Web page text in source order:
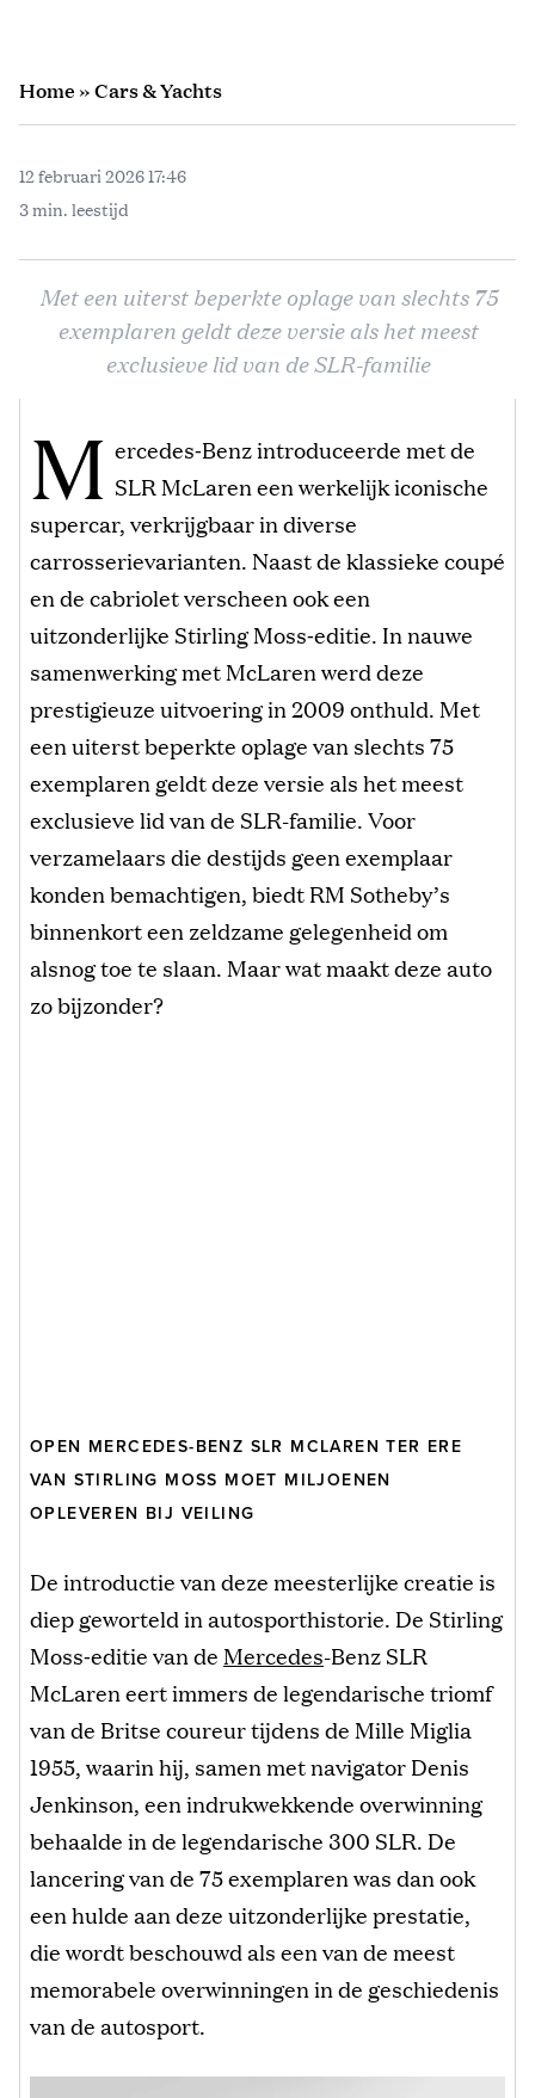
Home»Cars & Yachts
12 februari 2026 17:46
3 min. leestijd
Met een uiterst beperkte oplage van slechts 75
exemplaren geldt deze versie als het meest
exclusieve lid van de SLR-familie
M ercedes‑Benz introduceerde met de
SLR McLaren een werkelijk iconische
supercar, verkrijgbaar in diverse
carrosserievarianten. Naast de klassieke coupé
en de cabriolet verscheen ook een
uitzonderlijke Stirling Moss‑editie. In nauwe
samenwerking met McLaren werd deze
prestigieuze uitvoering in 2009 onthuld. Met
een uiterst beperkte oplage van slechts 75
exemplaren geldt deze versie als het meest
exclusieve lid van de SLR-familie. Voor
verzamelaars die destijds geen exemplaar
konden bemachtigen, biedt RM Sotheby’s
binnenkort een zeldzame gelegenheid om
alsnog toe te slaan. Maar wat maakt deze auto
zo bijzonder?
OPEN MERCEDES-BENZ SLR MCLAREN TER ERE
VAN STIRLING MOSS MOET MILJOENEN
OPLEVEREN BIJ VEILING
De introductie van deze meesterlijke creatie is
diep geworteld in autosporthistorie. De Stirling
Moss‑editie van de Mercedes-Benz SLR
McLaren eert immers de legendarische triomf
van de Britse coureur tijdens de Mille Miglia
1955, waarin hij, samen met navigator Denis
Jenkinson, een indrukwekkende overwinning
behaalde in de legendarische 300 SLR. De
lancering van de 75 exemplaren was dan ook
een hulde aan deze uitzonderlijke prestatie,
die wordt beschouwd als een van de meest
memorabele overwinningen in de geschiedenis
van de autosport.